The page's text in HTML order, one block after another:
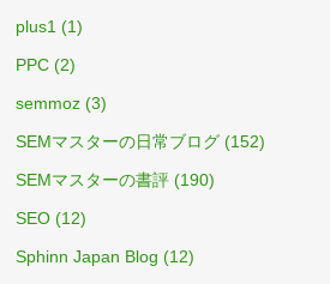
plus1 (1)
PPC (2)
semmoz (3)
SEMマスターの日常ブログ (152)
SEMマスターの書評 (190)
SEO (12)
Sphinn Japan Blog (12)